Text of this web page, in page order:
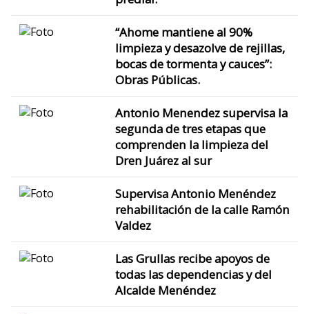
“Ahome mantiene al 90%
limpieza y desazolve de rejillas,
bocas de tormenta y cauces”:
Obras Públicas.
Antonio Menendez supervisa la
segunda de tres etapas que
comprenden la limpieza del
Dren Juárez al sur
Supervisa Antonio Menéndez
rehabilitación de la calle Ramón
Valdez
Las Grullas recibe apoyos de
todas las dependencias y del
Alcalde Menéndez